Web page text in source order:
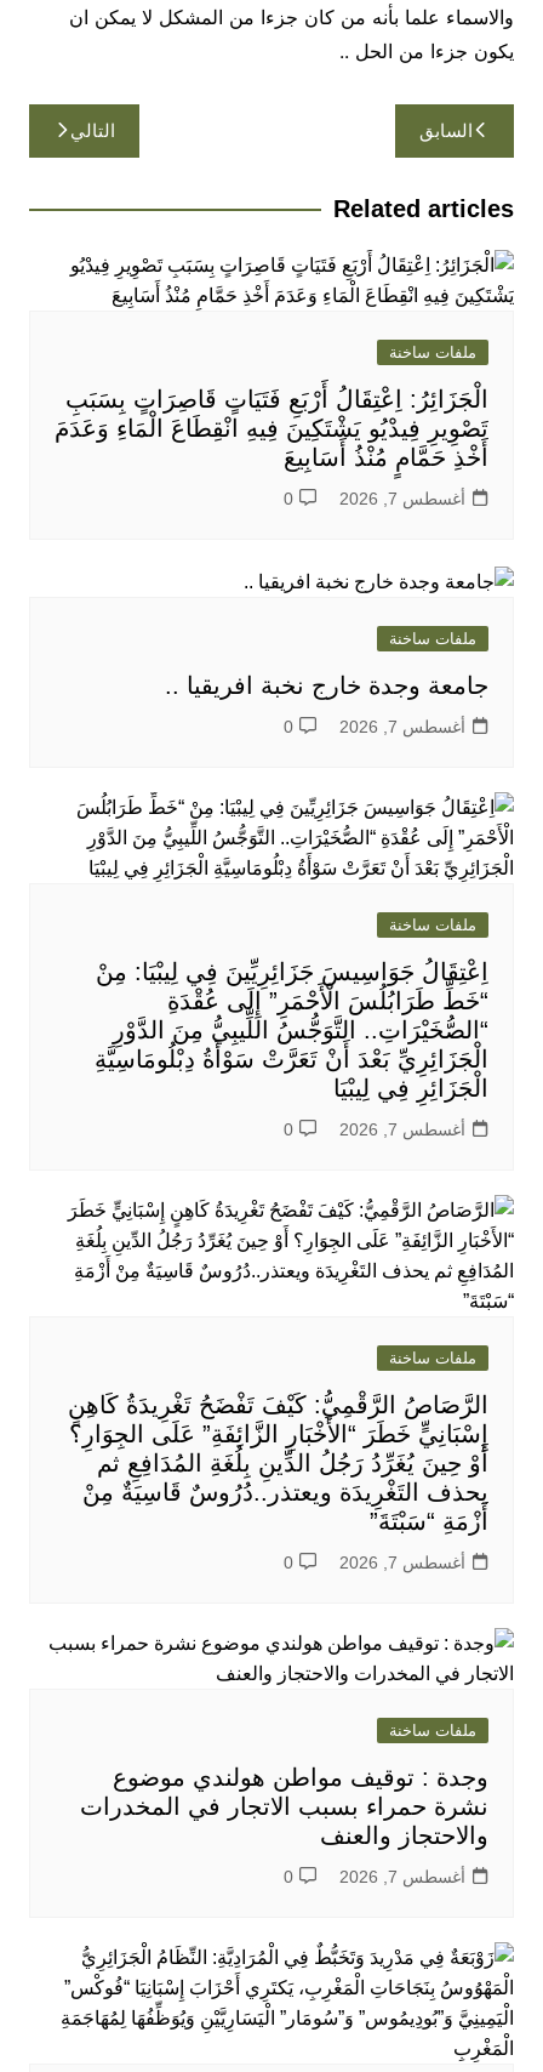
والاسماء علما بأنه من كان جزءا من المشكل لا يمكن ان
يكون جزءا من الحل ..
تصفّح
المقالات
السابق التالي
Related articles
ملفات ساخنة
الْجَزَائِرُ: اِعْتِقَالُ أَرْبَعِ فَتَيَاتٍ قَاصِرَاتٍ بِسَبَبِ
تَصْوِيرِ فِيدْيُو يَشْتَكِينَ فِيهِ انْقِطَاعَ الْمَاءِ وَعَدَمَ
أَخْذِ حَمَّامٍ مُنْذُ أَسَابِيعَ
أغسطس 7, 2026 0
ملفات ساخنة
جامعة وجدة خارج نخبة افريقيا ..
أغسطس 7, 2026 0
ملفات ساخنة
اِعْتِقَالُ جَوَاسِيسَ جَزَائِرِيِّينَ فِي لِيبْيَا: مِنْ
“خَطِّ طَرَابُلُسَ الْأَحْمَرِ” إِلَى عُقْدَةِ
“الصُّخَيْرَاتِ.. التَّوَجُّسُ اللِّيبِيُّ مِنَ الدَّوْرِ
الْجَزَائِرِيِّ بَعْدَ أَنْ تَعَرَّتْ سَوْأَةُ دِبْلُومَاسِيَّةِ
الْجَزَائِرِ فِي لِيبْيَا
أغسطس 7, 2026 0
ملفات ساخنة
الرَّصَاصُ الرَّقْمِيُّ: كَيْفَ تَفْضَحُ تَغْرِيدَةُ كَاهِنٍ
إِسْبَانِيٍّ خَطَرَ “الأَخْبَارِ الزَّائِفَةِ” عَلَى الجِوَارِ؟
أَوْ حِينَ يُغَرِّدُ رَجُلُ الدِّينِ بِلُغَةِ المُدَافِعِ ثم
يحذف التَغْرِيدَة ويعتذر..دُرُوسٌ قَاسِيَةٌ مِنْ
أَزْمَةِ “سَبْتَةَ”
أغسطس 7, 2026 0
ملفات ساخنة
وجدة : توقيف مواطن هولندي موضوع
نشرة حمراء بسبب الاتجار في المخدرات
والاحتجاز والعنف
أغسطس 7, 2026 0